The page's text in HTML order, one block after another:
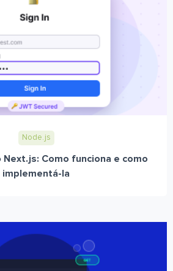
Node.js
Como funciona e como
implementá-la